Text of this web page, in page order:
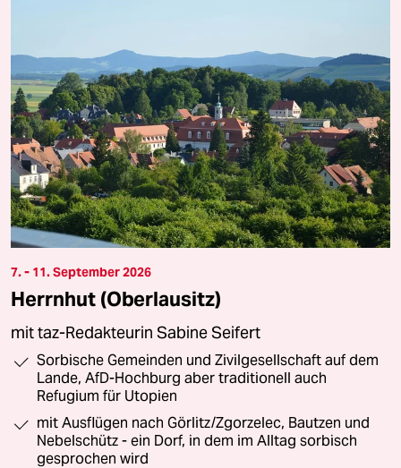
7. - 11. September 2026
Herrnhut (Oberlausitz)
mit taz-Redakteurin Sabine Seifert
Sorbische Gemeinden und Zivilgesellschaft auf dem
Lande, AfD-Hochburg aber traditionell auch
Refugium für Utopien
mit Ausflügen nach Görlitz/Zgorzelec, Bautzen und
Nebelschütz - ein Dorf, in dem im Alltag sorbisch
gesprochen wird